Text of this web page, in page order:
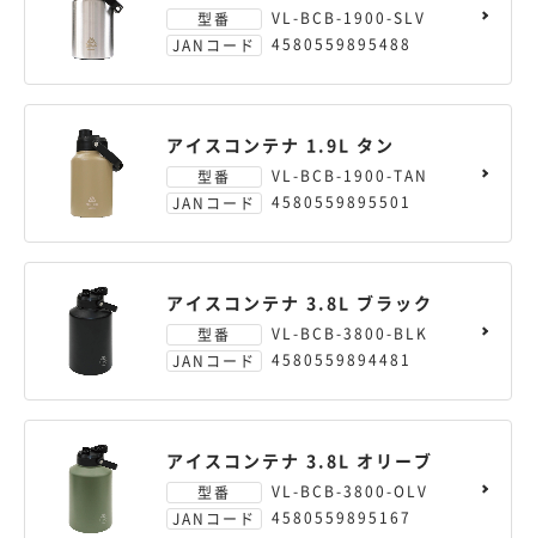
型番
VL-BCB-1900-SLV
JANコード
4580559895488
アイスコンテナ 1.9L タン
型番
VL-BCB-1900-TAN
JANコード
4580559895501
アイスコンテナ 3.8L ブラック
型番
VL-BCB-3800-BLK
JANコード
4580559894481
アイスコンテナ 3.8L オリーブ
型番
VL-BCB-3800-OLV
JANコード
4580559895167